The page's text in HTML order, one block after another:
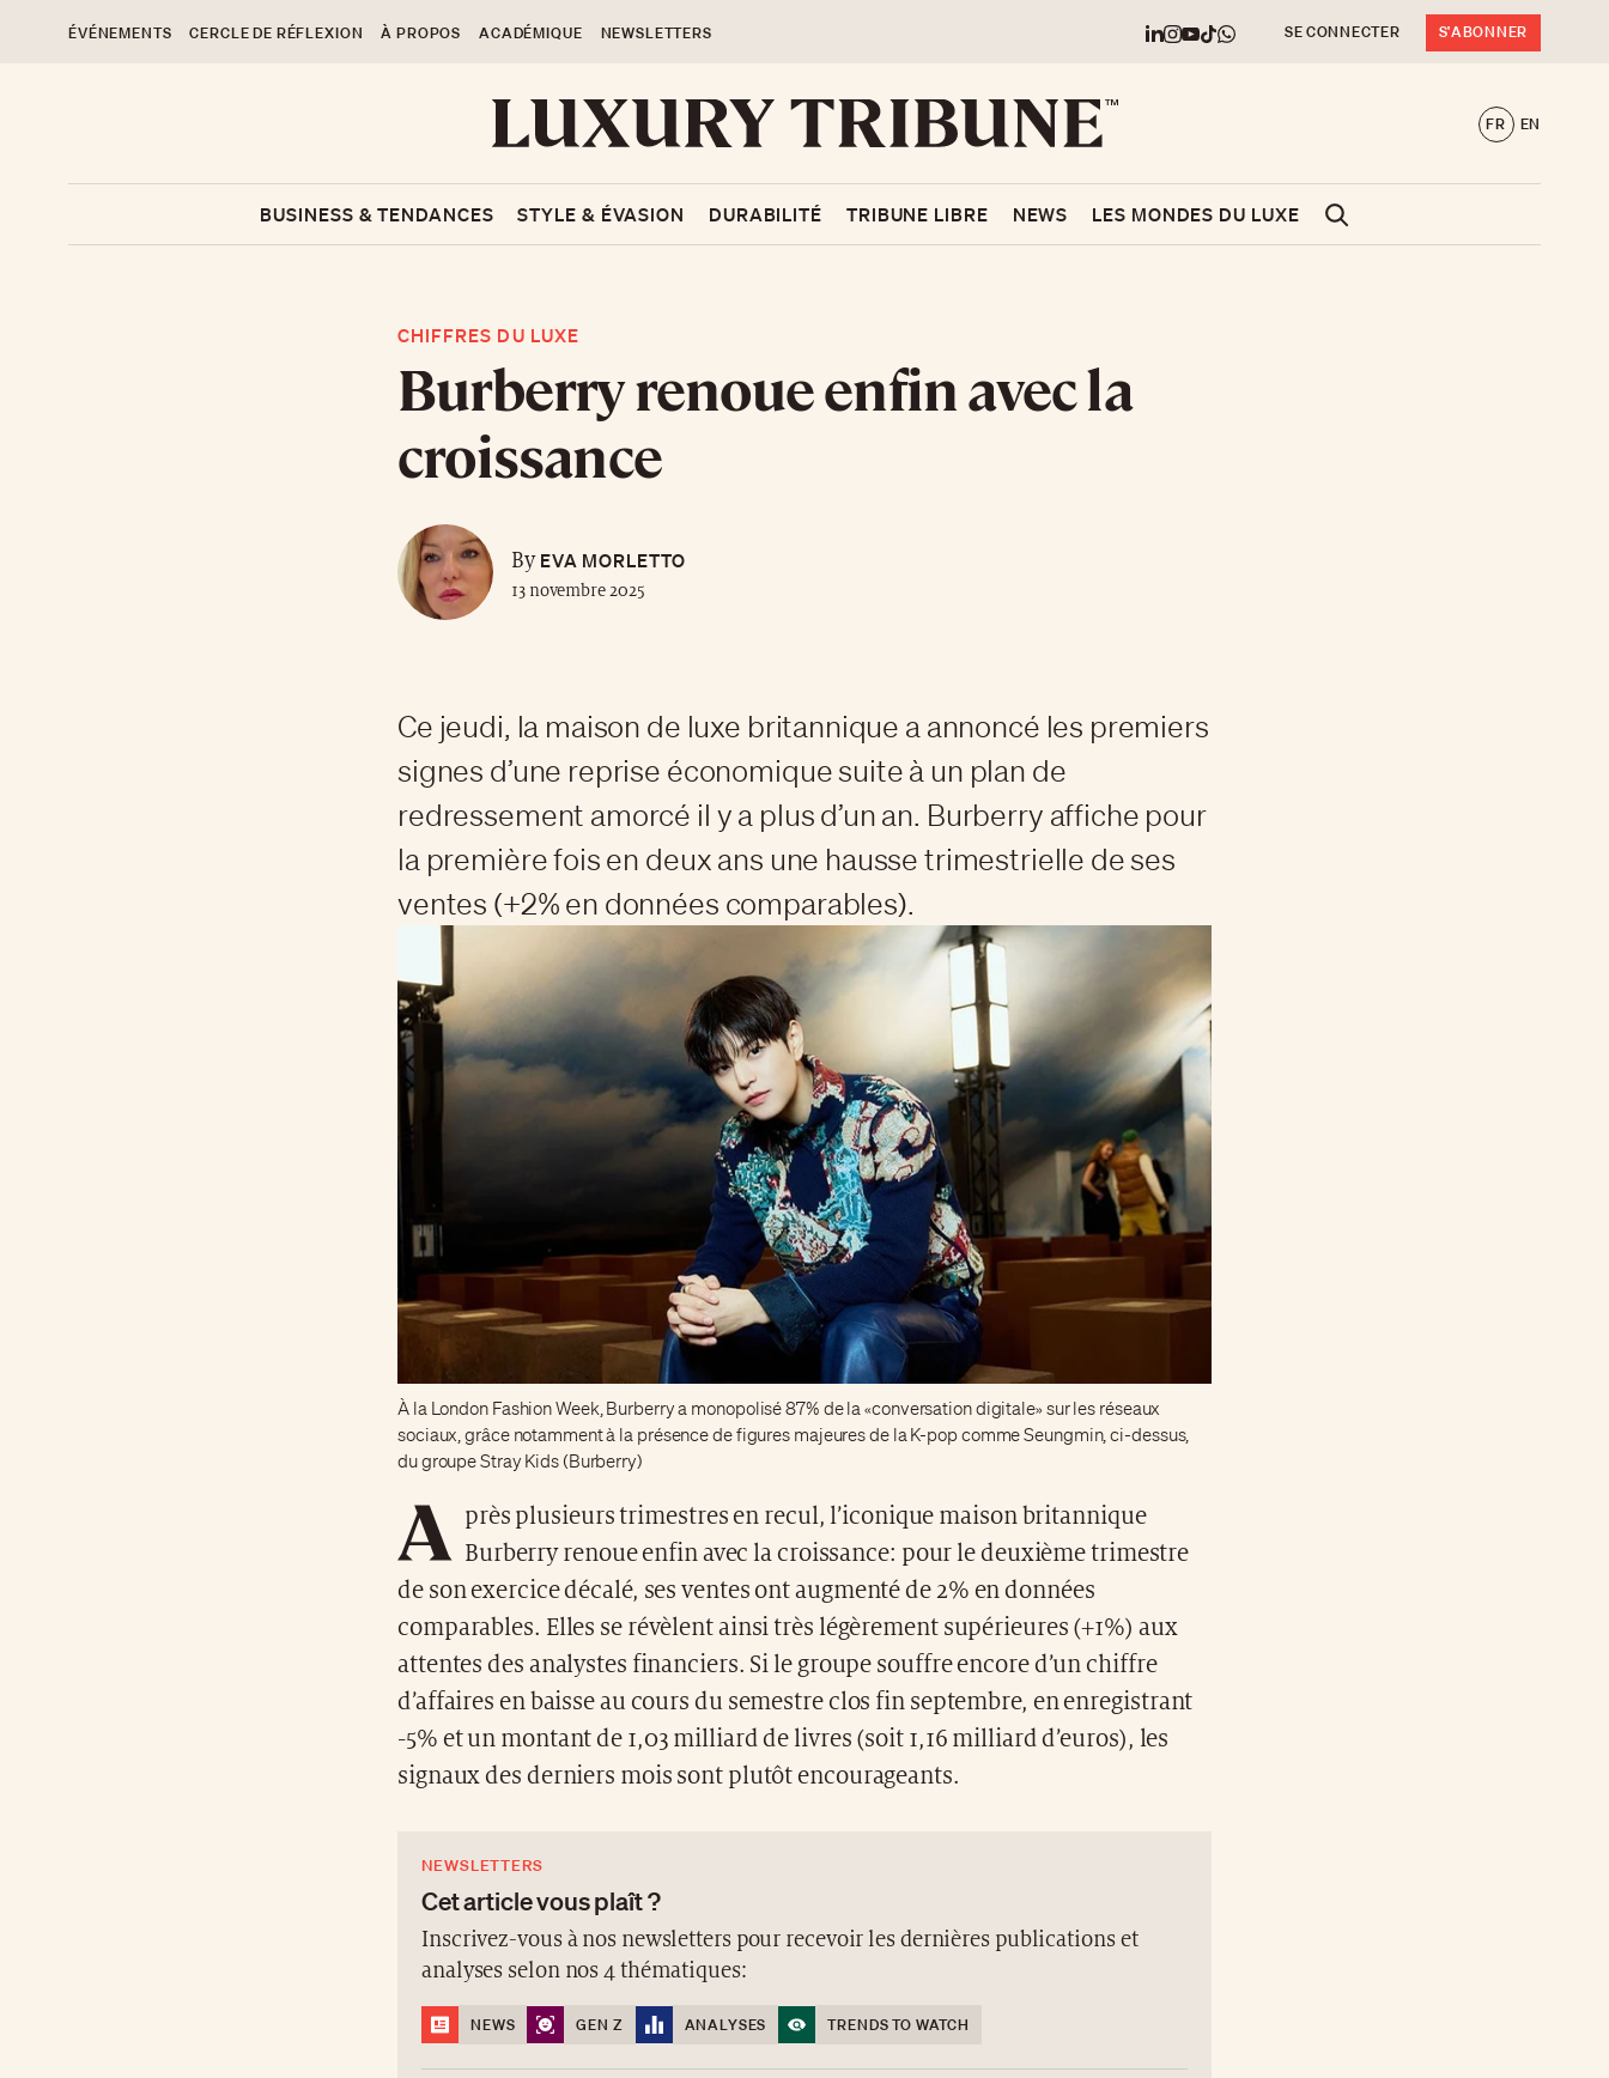
ÉVÉNEMENTS CERCLE DE RÉFLEXION À PROPOS ACADÉMIQUE NEWSLETTERS SE CONNECTER S'ABONNER
FR EN
BUSINESS & TENDANCES STYLE & ÉVASION DURABILITÉ TRIBUNE LIBRE NEWS LES MONDES DU LUXE
CHIFFRES DU LUXE
Burberry renoue enfin avec la
croissance
ByEVA MORLETTO
13 novembre 2025
Ce jeudi, la maison de luxe britannique a annoncé les premiers
signes d’une reprise économique suite à un plan de
redressement amorcé il y a plus d’un an. Burberry affiche pour
la première fois en deux ans une hausse trimestrielle de ses
ventes (+2% en données comparables).
À la London Fashion Week, Burberry a monopolisé 87% de la «conversation digitale» sur les réseaux
sociaux, grâce notamment à la présence de figures majeures de la K-pop comme Seungmin, ci-dessus,
du groupe Stray Kids (Burberry)
A
près plusieurs trimestres en recul, l’iconique maison britannique
Burberry renoue enfin avec la croissance: pour le deuxième trimestre
de son exercice décalé, ses ventes ont augmenté de 2% en données
comparables. Elles se révèlent ainsi très légèrement supérieures (+1%) aux
attentes des analystes financiers. Si le groupe souffre encore d’un chiffre
d’affaires en baisse au cours du semestre clos fin septembre, en enregistrant
-5% et un montant de 1,03 milliard de livres (soit 1,16 milliard d’euros), les
signaux des derniers mois sont plutôt encourageants.
NEWSLETTERS
Cet article vous plaît ?
Inscrivez-vous à nos newsletters pour recevoir les dernières publications et
analyses selon nos 4 thématiques:
NEWS GEN Z ANALYSES TRENDS TO WATCH